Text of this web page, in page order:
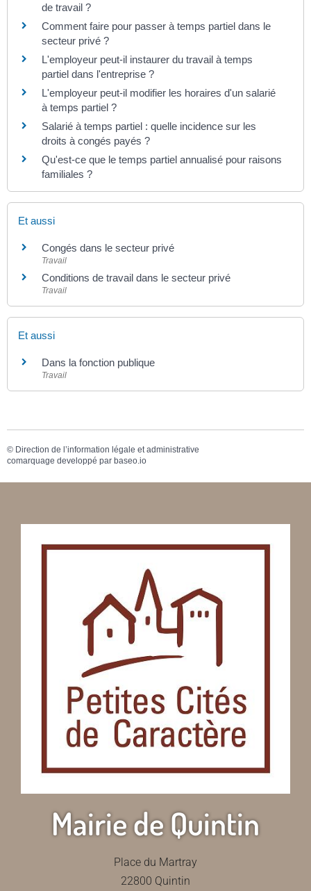
de travail ?
Comment faire pour passer à temps partiel dans le
secteur privé ?
L'employeur peut-il instaurer du travail à temps
partiel dans l'entreprise ?
L'employeur peut-il modifier les horaires d'un salarié
à temps partiel ?
Salarié à temps partiel : quelle incidence sur les
droits à congés payés ?
Qu'est-ce que le temps partiel annualisé pour raisons
familiales ?
Et aussi
Congés dans le secteur privé
Travail
Conditions de travail dans le secteur privé
Travail
Et aussi
Dans la fonction publique
Travail
© Direction de l’information légale et administrative
comarquage developpé par baseo.io
Mairie de Quintin
Place du Martray
22800 Quintin